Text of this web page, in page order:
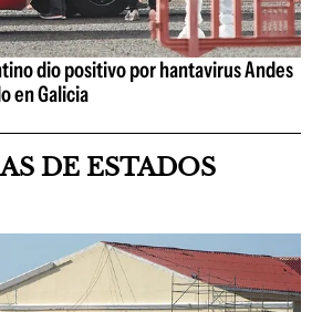
dio positivo por hantavirus Andes
en Galicia
DE ESTADOS